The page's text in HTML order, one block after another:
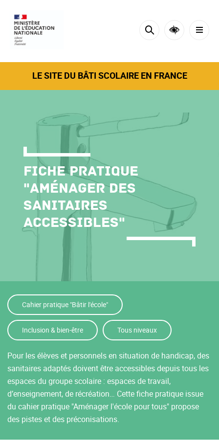
LE SITE DU BÂTI SCOLAIRE EN FRANCE
Fiche pratique
"Aménager des
sanitaires
accessibles"
Cahier pratique "Bâtir l'école"
Inclusion & bien-être Tous niveaux
Pour les élèves et personnels en situation de handicap, des
sanitaires adaptés doivent être accessibles depuis tous les
espaces du groupe scolaire : espaces de travail,
d’enseignement, de récréation… Cette fiche pratique issue
du cahier pratique "Aménager l'école pour tous" propose
des pistes et des préconisations.